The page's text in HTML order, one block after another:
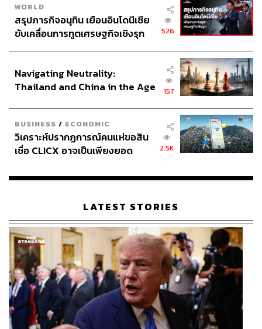
WORLD
สรุปภารกิจอนุทิน เยือนอินโดนีเซีย
ขับเคลื่อนการทูตเศรษฐกิจเชิงรุก
526
Navigating Neutrality:
Thailand and China in the Age
157
BUSINESS / ECONOMIC
วิเคราะห์ปรากฏการณ์คนแห่ขอสิน
เชื่อ CLICX อาจเป็นเพียงยอด
เรือนไทยที่ถูกซุกไว้
2.5K
LATEST STORIES